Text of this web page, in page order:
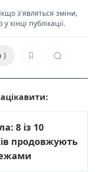
з'являться зміни,
кінці публікації.
⟩
8 із 10
продовжують